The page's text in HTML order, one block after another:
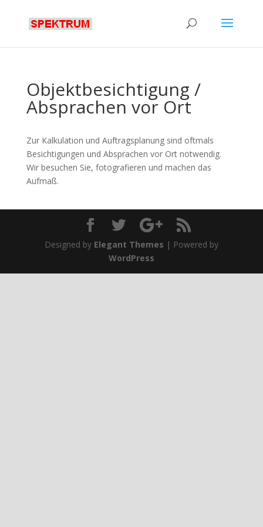
Objektbesichtigung /
Absprachen vor Ort
Zur Kalkulation und Auftragsplanung sind oftmals
Besichtigungen und Absprachen vor Ort notwendig.
Wir besuchen Sie, fotografieren und machen das
Aufmaß.
Designed by Elegant Themes | Powered by
WordPress